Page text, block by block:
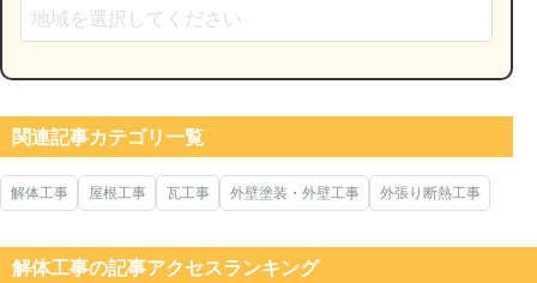
関連記事カテゴリ一覧
解体工事 屋根工事 瓦工事 外壁塗装・外壁工事 外張り断熱工事
解体工事の記事アクセスランキング